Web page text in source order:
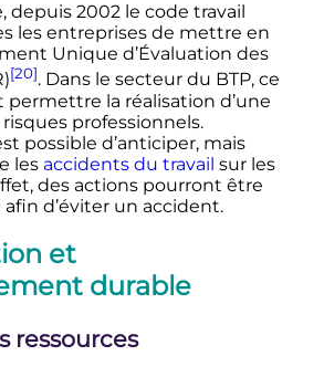
depuis 2002 le code travail
les entreprises de mettre en
Unique d’Évaluation des
[20]. Dans le secteur du BTP, ce
la réalisation d’une
professionnels.
possible d’anticiper, mais
les accidents du travail sur les
des actions pourront être
d’éviter un accident.
et
durable
ressources